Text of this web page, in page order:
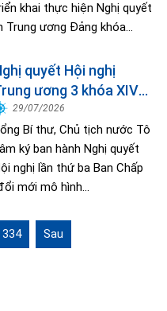
lớn
khai thực hiện Nghị quyết
Trung ương Đảng khóa...
quyết Hội nghị
ương 3 khóa XIV
mới mô hình phát
Việt Nam
29/07/2026
Bí thư, Chủ tịch nước Tô
ký ban hành Nghị quyết
nghị lần thứ ba Ban Chấp
mới mô hình...
334 Sau